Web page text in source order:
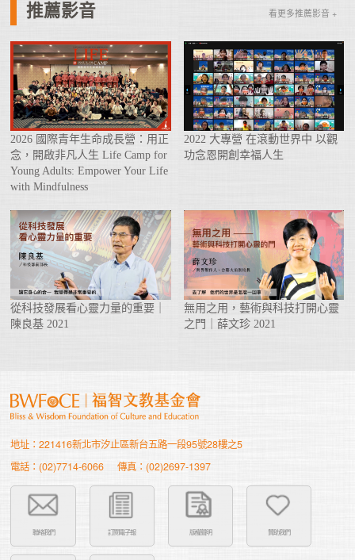
推薦影音 看更多推薦影音 +
2026 國際青年生命成長營：用正
念，開啟非凡人生 Life Camp for
Young Adults: Empower Your Life
with Mindfulness
2022 大專營 在滾動世界中 以觀
功念恩開創幸福人生
從科技發展看心靈力量的重要｜
陳良基 2021
無用之用，藝術與科技打開心靈
之門｜薛文珍 2021
地址：221416新北市汐止區新台五路一段95號28樓之5
電話：(02)7714-6066
傳真：(02)2697-1397
聯絡我們 訂閱電子報 版權聲明 贊助我們